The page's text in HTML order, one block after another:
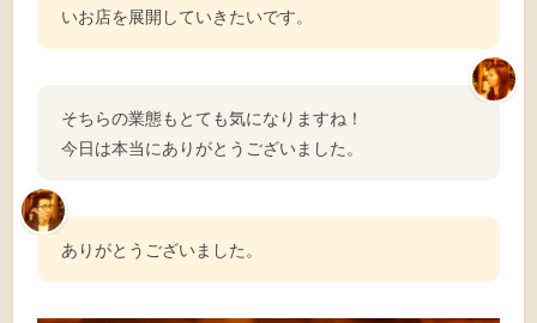
いお店を展開していきたいです。
そちらの業態もとても気になりますね！
今日は本当にありがとうございました。
ありがとうございました。